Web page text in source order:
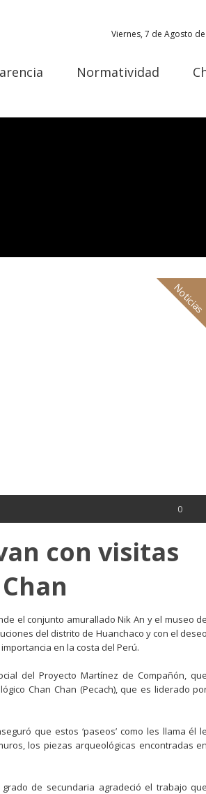
Viernes, 7 de Agosto
Normatividad
Noticias
0
con visitas
el conjunto amurallado Nik An y el museo de
del distrito de Huanchaco y con el deseo
en la costa del Perú.
del Proyecto Martínez de Compañón, que
Chan Chan (Pecach), que es liderado
que estos ‘paseos’ como les llama él le
los piezas arqueológicas encontradas en
de secundaria agradeció el trabajo que